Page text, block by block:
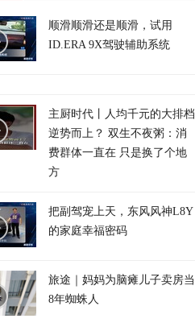
顺滑顺滑还是顺滑，试用
ID.ERA 9X驾驶辅助系统
主厨时代丨人均千元的大排档
逆势而上？ 双生不夜粥：消
费群体一直在 只是换了个地
方
把副驾宠上天，东风风神L8Y
的家庭幸福密码
旅途｜妈妈为脑瘫儿子卖房当
8年蜘蛛人